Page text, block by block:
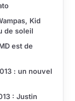
Kid
de soleil
est de
: un nouvel
: Justin